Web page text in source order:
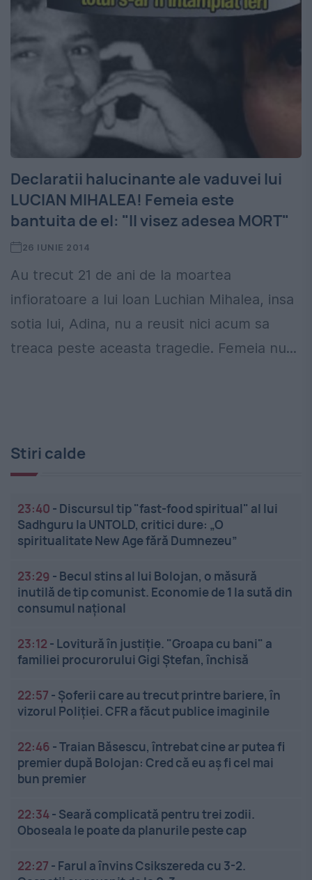
Declaratii halucinante ale vaduvei lui
LUCIAN MIHALEA! Femeia este
bantuita de el: "Il visez adesea MORT"
26 IUNIE 2014
Au trecut 21 de ani de la moartea
infioratoare a lui Ioan Luchian Mihalea, insa
sotia lui, Adina, nu a reusit nici acum sa
treaca peste aceasta tragedie. Femeia nu...
Stiri calde
23:40 - Discursul tip "fast-food spiritual" al lui
Sadhguru la UNTOLD, critici dure: „O
spiritualitate New Age fără Dumnezeu”
23:29 - Becul stins al lui Bolojan, o măsură
inutilă de tip comunist. Economie de 1 la sută din
consumul național
23:12 - Lovitură în justiție. "Groapa cu bani" a
familiei procurorului Gigi Ștefan, închisă
22:57 - Șoferii care au trecut printre bariere, în
vizorul Poliției. CFR a făcut publice imaginile
22:46 -Traian Băsescu, întrebat cine ar putea fi
premier după Bolojan: Cred că eu aș fi cel mai
bun premier
22:34- Seară complicată pentru trei zodii.
Oboseala le poate da planurile peste cap
22:27 - Farul a învins Csikszereda cu 3-2.